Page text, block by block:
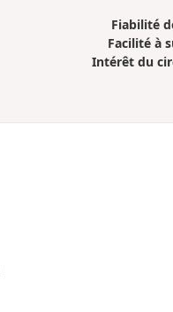
Fiabilité
Facilité à
Intérêt du